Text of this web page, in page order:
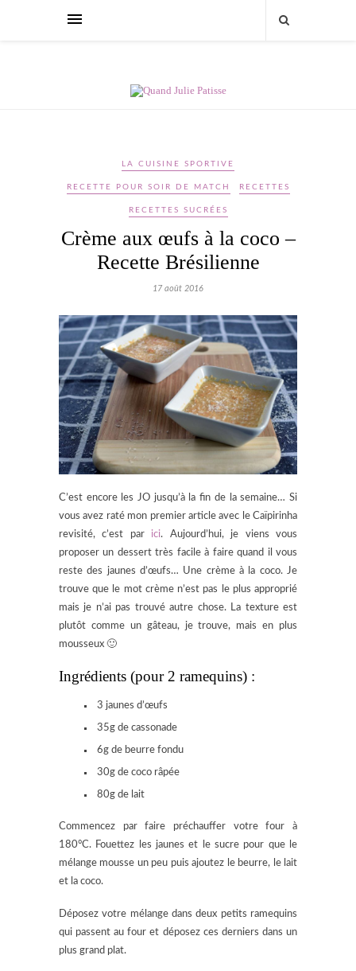
LA CUISINE SPORTIVE
RECETTE POUR SOIR DE MATCH RECETTES
RECETTES SUCRÉES
Crème aux œufs à la coco –
Recette Brésilienne
17 août 2016
C’est encore les JO jusqu’à la fin de la semaine… Si
vous avez raté mon premier article avec le Caïpirinha
revisité, c’est par ici. Aujourd’hui, je viens vous
proposer un dessert très facile à faire quand il vous
reste des jaunes d’œufs… Une crème à la coco. Je
trouve que le mot crème n’est pas le plus approprié
mais je n’ai pas trouvé autre chose. La texture est
plutôt comme un gâteau, je trouve, mais en plus
mousseux 🙂
Ingrédients (pour 2 ramequins) :
3 jaunes d’œufs
35g de cassonade
6g de beurre fondu
30g de coco râpée
80g de lait
Commencez par faire préchauffer votre four à
180°C. Fouettez les jaunes et le sucre pour que le
mélange mousse un peu puis ajoutez le beurre, le lait
et la coco.
Déposez votre mélange dans deux petits ramequins
qui passent au four et déposez ces derniers dans un
plus grand plat.